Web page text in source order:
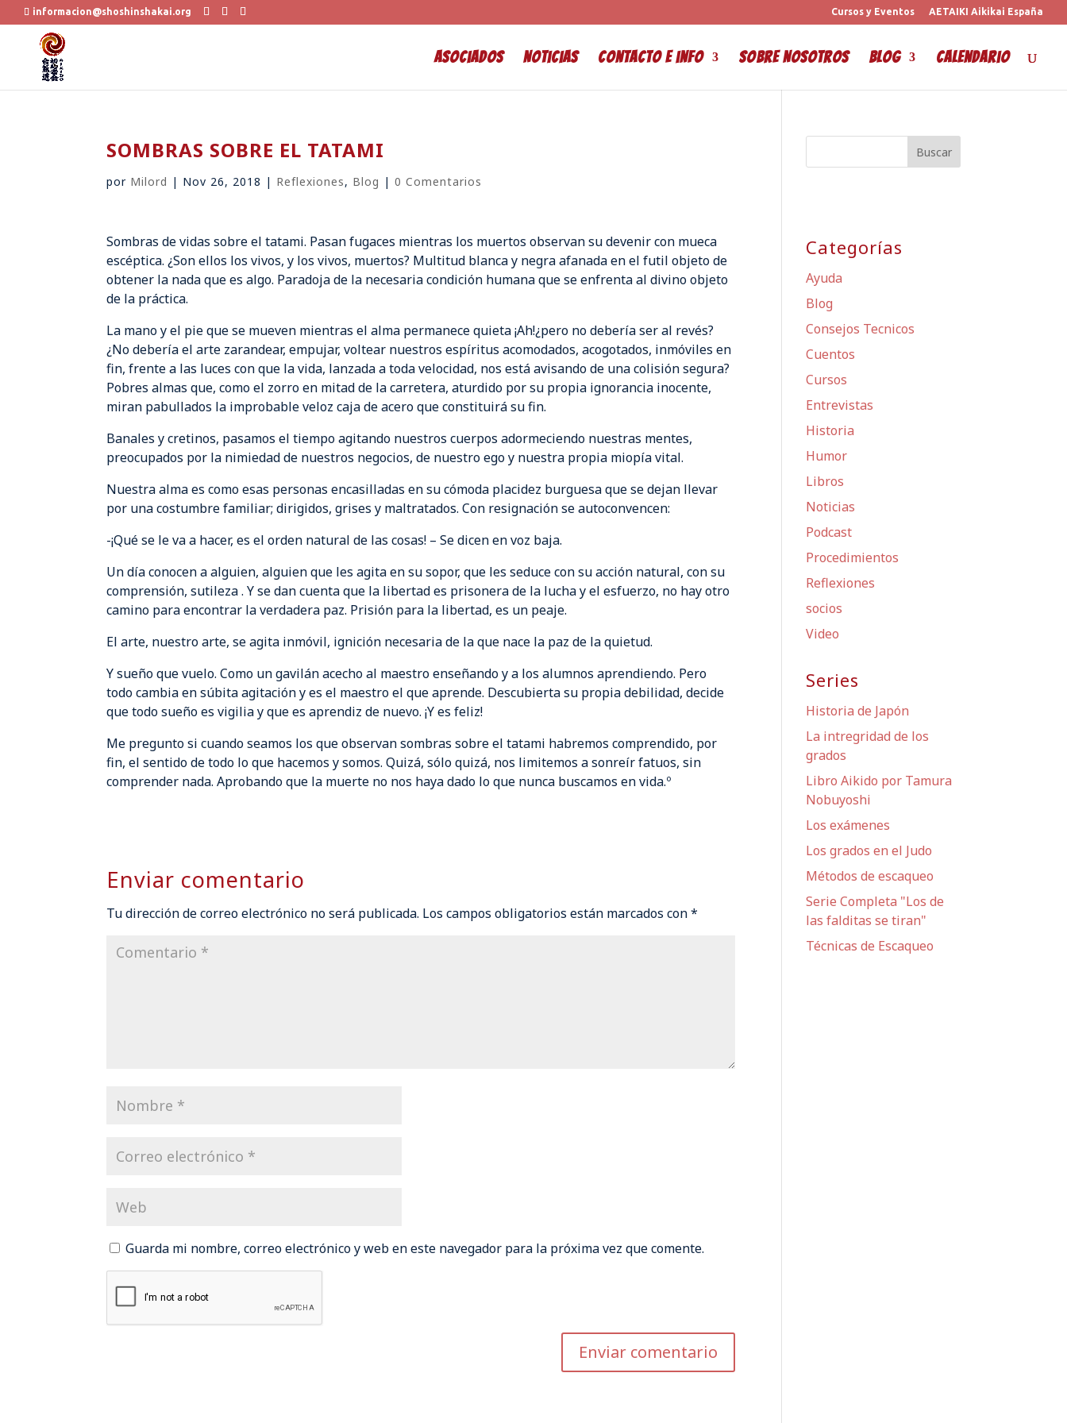
informacion@shoshinshakai.org Cursos y Eventos AETAIKI Aikikai España
Asociados Noticias Contacto e info Sobre Nosotros Blog Calendario
SOMBRAS SOBRE EL TATAMI
por Milord | Nov 26, 2018 | Reflexiones, Blog |0 Comentarios
Sombras de vidas sobre el tatami. Pasan fugaces mientras los muertos observan su devenir con mueca
escéptica. ¿Son ellos los vivos, y los vivos, muertos? Multitud blanca y negra afanada en el futil objeto de
obtener la nada que es algo. Paradoja de la necesaria condición humana que se enfrenta al divino objeto
de la práctica.
La mano y el pie que se mueven mientras el alma permanece quieta ¡Ah!¿pero no debería ser al revés?
¿No debería el arte zarandear, empujar, voltear nuestros espíritus acomodados, acogotados, inmóviles en
fin, frente a las luces con que la vida, lanzada a toda velocidad, nos está avisando de una colisión segura?
Pobres almas que, como el zorro en mitad de la carretera, aturdido por su propia ignorancia inocente,
miran pabullados la improbable veloz caja de acero que constituirá su fin.
Banales y cretinos, pasamos el tiempo agitando nuestros cuerpos adormeciendo nuestras mentes,
preocupados por la nimiedad de nuestros negocios, de nuestro ego y nuestra propia miopía vital.
Nuestra alma es como esas personas encasilladas en su cómoda placidez burguesa que se dejan llevar
por una costumbre familiar; dirigidos, grises y maltratados. Con resignación se autoconvencen:
-¡Qué se le va a hacer, es el orden natural de las cosas! – Se dicen en voz baja.
Un día conocen a alguien, alguien que les agita en su sopor, que les seduce con su acción natural, con su
comprensión, sutileza . Y se dan cuenta que la libertad es prisonera de la lucha y el esfuerzo, no hay otro
camino para encontrar la verdadera paz. Prisión para la libertad, es un peaje.
El arte, nuestro arte, se agita inmóvil, ignición necesaria de la que nace la paz de la quietud.
Y sueño que vuelo. Como un gavilán acecho al maestro enseñando y a los alumnos aprendiendo. Pero
todo cambia en súbita agitación y es el maestro el que aprende. Descubierta su propia debilidad, decide
que todo sueño es vigilia y que es aprendiz de nuevo. ¡Y es feliz!
Me pregunto si cuando seamos los que observan sombras sobre el tatami habremos comprendido, por
fin, el sentido de todo lo que hacemos y somos. Quizá, sólo quizá, nos limitemos a sonreír fatuos, sin
comprender nada. Aprobando que la muerte no nos haya dado lo que nunca buscamos en vida.º
Enviar comentario
Tu dirección de correo electrónico no será publicada. Los campos obligatorios están marcados con*
Guarda mi nombre, correo electrónico y web en este navegador para la próxima vez que comente.
Categorías
Ayuda
Blog
Consejos Tecnicos
Cuentos
Cursos
Entrevistas
Historia
Humor
Libros
Noticias
Podcast
Procedimientos
Reflexiones
socios
Video
Series
Historia de Japón
La intregridad de los
grados
Libro Aikido por Tamura
Nobuyoshi
Los exámenes
Los grados en el Judo
Métodos de escaqueo
Serie Completa "Los de
las falditas se tiran"
Técnicas de Escaqueo